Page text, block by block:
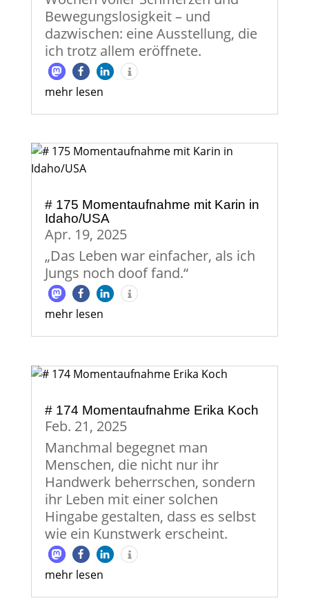
Bewegungslosigkeit – und
dazwischen: eine Ausstellung, die
ich trotz allem eröffnete.
mehr lesen
# 175 Momentaufnahme mit Karin in
Idaho/USA
Apr. 19, 2025
„Das Leben war einfacher, als ich
Jungs noch doof fand.“
mehr lesen
# 174 Momentaufnahme Erika Koch
Feb. 21, 2025
Manchmal begegnet man
Menschen, die nicht nur ihr
Handwerk beherrschen, sondern
ihr Leben mit einer solchen
Hingabe gestalten, dass es selbst
wie ein Kunstwerk erscheint.
mehr lesen